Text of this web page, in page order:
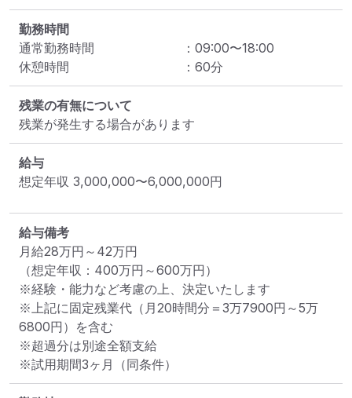
勤務時間
通常勤務時間
： 09:00〜18:00
休憩時間
： 60分
残業の有無について
残業が発生する場合があります
給与
想定年収 3,000,000〜6,000,000円
給与備考
月給28万円～42万円
（想定年収：400万円～600万円）
※経験・能力など考慮の上、決定いたします
※上記に固定残業代（月20時間分＝3万7900円～5万
6800円）を含む
※超過分は別途全額支給
※試用期間3ヶ月（同条件）